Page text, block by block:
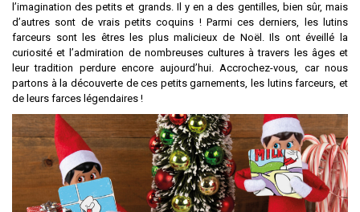
l’imagination des petits et grands. Il y en a des gentilles, bien sûr, mais
d’autres sont de vrais petits coquins ! Parmi ces derniers, les lutins
farceurs sont les êtres les plus malicieux de Noël. Ils ont éveillé la
curiosité et l’admiration de nombreuses cultures à travers les âges et
leur tradition perdure encore aujourd’hui. Accrochez-vous, car nous
partons à la découverte de ces petits garnements, les lutins farceurs, et
de leurs farces légendaires !